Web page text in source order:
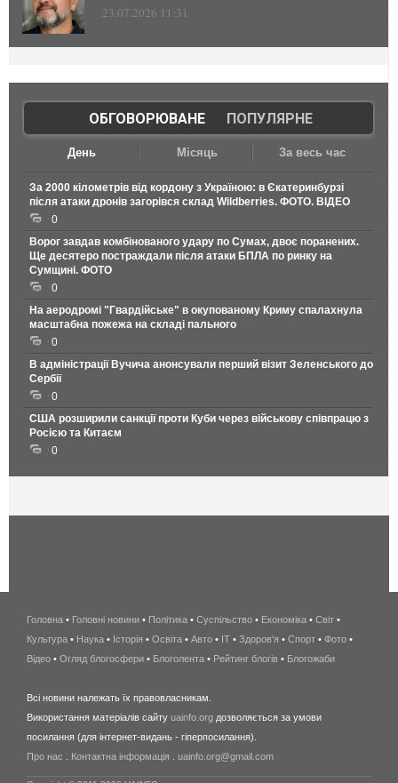
23.07.2026 11:31
ОБГОВОРЮВАНЕ| ПОПУЛЯРНЕ
День Місяць За весь час
За 2000 кілометрів від кордону з Україною: в Єкатеринбурзі
після атаки дронів загорівся склад Wildberries. ФОТО. ВІДЕО
0
Ворог завдав комбінованого удару по Сумах, двоє поранених.
Ще десятеро постраждали після атаки БПЛА по ринку на
Сумщині. ФОТО
0
На аеродромі "Гвардійське" в окупованому Криму спалахнула
масштабна пожежа на складі пального
0
В адміністрації Вучича анонсували перший візит Зеленського до
Сербії
0
США розширили санкції проти Куби через військову співпрацю з
Росією та Китаєм
0
беспроводной
интернет
киев
wimax
в
Головна • Головні новини • Політика • Суспільство • Економіка • Світ •
Культура • Наука • Історія • Освіта • Авто • IT • Здоров'я • Спорт • Фото •
Відео • Огляд блогосфери • Блоголента • Рейтинг блогів • Блогожаби
Всі новини належать їх правовласникам.
Використання матеріалів сайту uainfo.org дозволяється за умови
посилання (для інтернет-видань - гіперпосилання).
Про нас
Контактна інформація uainfo.org@gmail.com